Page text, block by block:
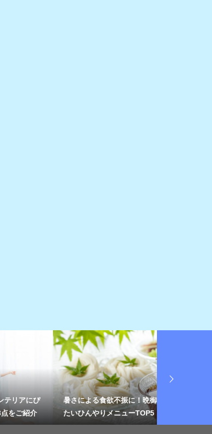
暑さによる食欲不振に！晩御飯に食べ
たいひんやりメニューTOP5